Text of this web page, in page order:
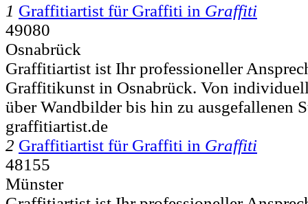
1 Graffitiartist für Graffiti in Graffiti
49080
Osnabrück
Graffitiartist ist Ihr professioneller
Graffitikunst in Osnabrück. Von
über Wandbilder bis hin zu ausgefallenen
graffitiartist.de
2 Graffitiartist für Graffiti in Graffiti
48155
Münster